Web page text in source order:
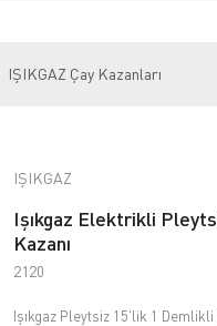
IŞIKGAZ Çay Kazanları
IŞIKGAZ
Işıkgaz Elektrikli
Kazanı
2120
Işıkgaz Pleytsiz 15'lik 1 Demlikli